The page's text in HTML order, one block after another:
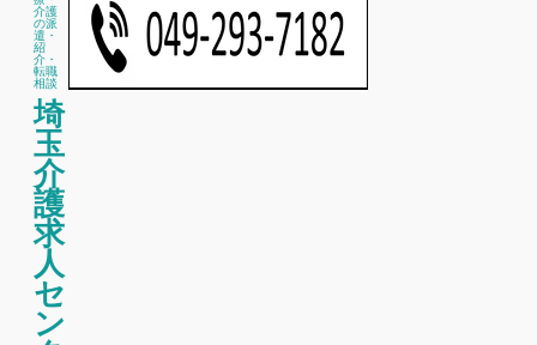
介護
の派
遣・
紹
介・
転職
相談
埼
玉
介
護
求
人
セ
ン